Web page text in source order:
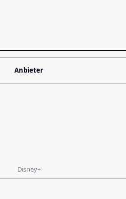
Anbieter
Disney+